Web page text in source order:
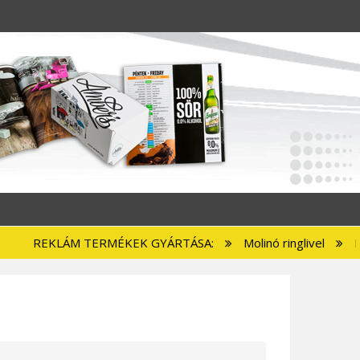
TERMÉKEK GYÁRTÁSA: Molinó ringlivel Plakát